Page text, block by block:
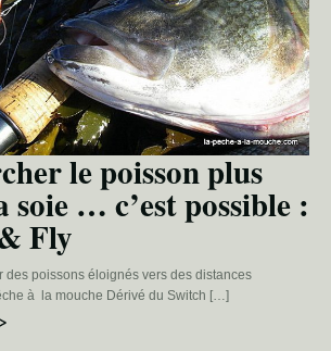
le poisson plus
soie … c’est possible :
Fly
des poissons éloignés vers des distances
à la mouche Dérivé du Switch […]